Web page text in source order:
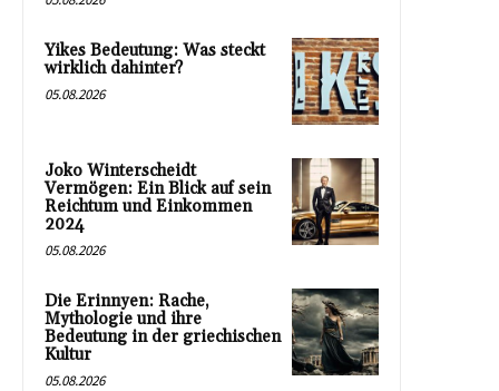
Yikes Bedeutung: Was steckt
wirklich dahinter?
05.08.2026
Joko Winterscheidt
Vermögen: Ein Blick auf sein
Reichtum und Einkommen
2024
05.08.2026
Die Erinnyen: Rache,
Mythologie und ihre
Bedeutung in der griechischen
Kultur
05.08.2026